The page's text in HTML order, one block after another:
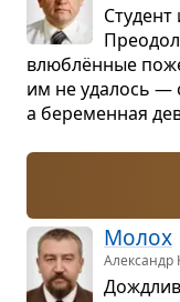
влю­блён­ные
им не уда­лось —
а бере­мен­ная
Молох
Александр